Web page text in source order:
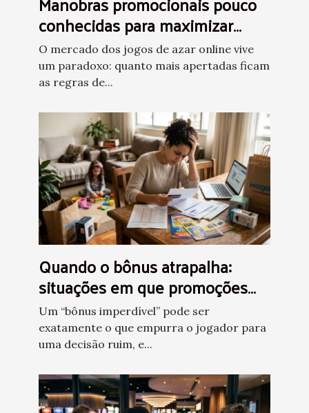
conhecidas para maximizar
ganhos em jogos de azar
O mercado dos jogos de azar online vive
um paradoxo: quanto mais apertadas ficam
as regras de...
Quando o bônus atrapalha:
situações em que promoções
podem ser um problema
Um “bônus imperdível” pode ser
exatamente o que empurra o jogador para
uma decisão ruim, e...